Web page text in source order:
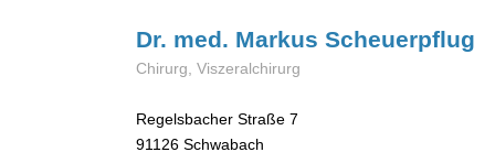
Dr. med. MarkusScheuerpflug
Chirurg, Viszeralchirurg
Regelsbacher Straße 7
91126 Schwabach